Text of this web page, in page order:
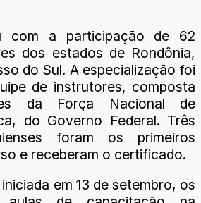
com a participação de 62
dos estados de Rondônia,
do Sul. A especialização foi
de instrutores, composta
da Força Nacional de
do Governo Federal. Três
foram os primeiros
e receberam o certificado.
em 13 de setembro, os